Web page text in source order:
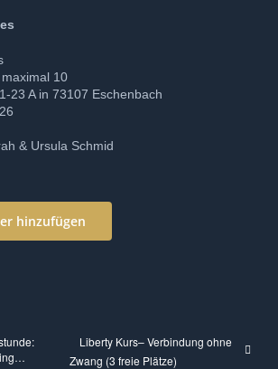
maximal 10
23 A in 73107 Eschenbach
& Ursula Schmid
hinzufügen
Liberty Kurs– Verbindung ohne
Zwang (3 freie Plätze)